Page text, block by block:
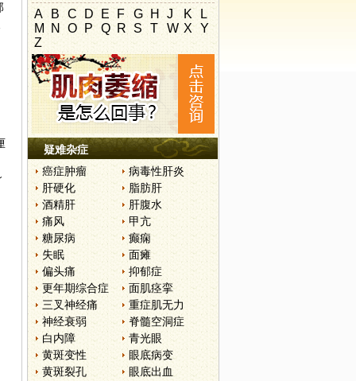
A B C D E F G H J K
L
M N O P Q R S T W X
Y
Z
疑难杂症
癌症肿瘤
病毒性肝炎
肝硬化
脂肪肝
酒精肝
肝腹水
痛风
甲亢
糖尿病
癫痫
失眠
面瘫
偏头痛
抑郁症
更年期综合症
面肌痉挛
三叉神经痛
重症肌无力
神经衰弱
脊髓空洞症
白内障
青光眼
黄斑变性
眼底病变
黄斑裂孔
眼底出血